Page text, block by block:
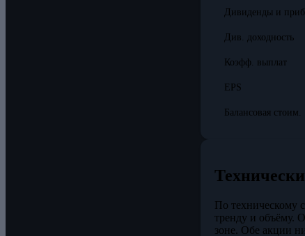
Дивиденды и
Див. доходность
Коэфф. выплат
EPS
Балансовая стоим.
По техническому
тренду и объёму.
зоне. Обе акции